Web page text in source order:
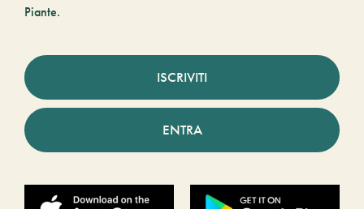
Piante.
ISCRIVITI
ENTRA